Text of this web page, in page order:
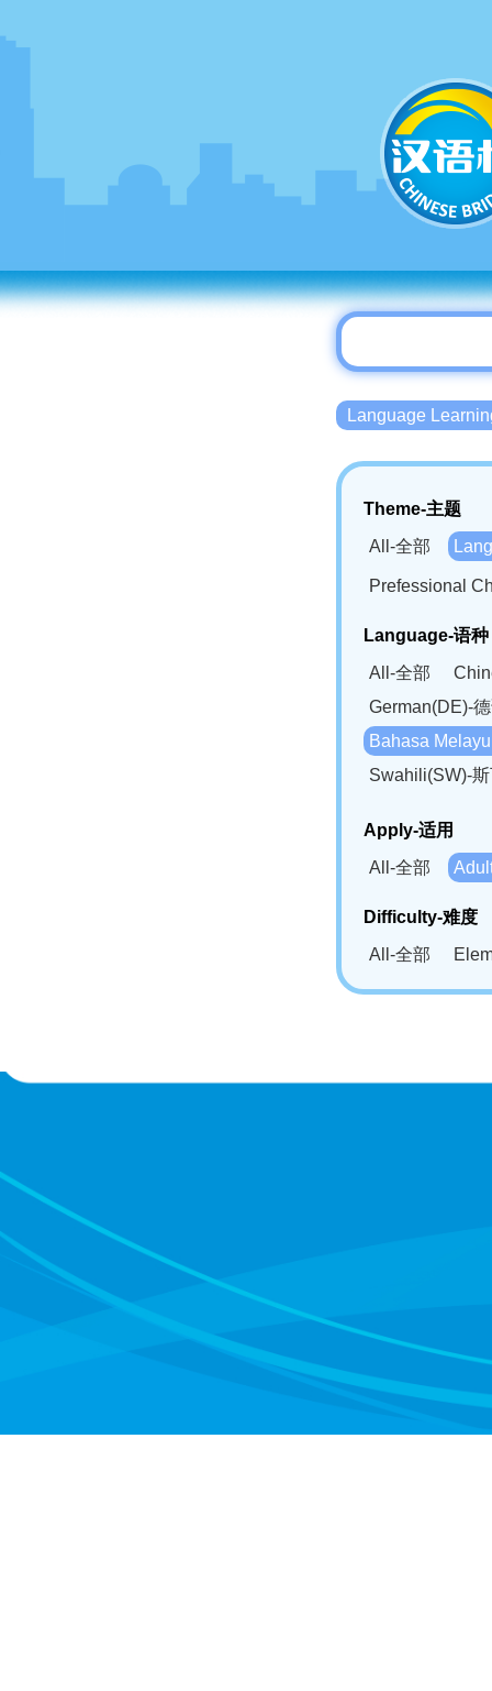
Language
Theme-主题
All-全部
Prefessional
Language-语种
All-全部
German(DE)-
Bahasa
Swahili(SW)-
Apply-适用
All-全部
Difficulty-难度
All-全部